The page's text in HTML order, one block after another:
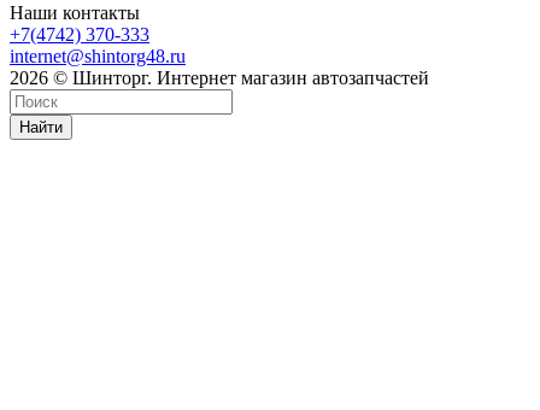
Наши контакты
+7(4742) 370-333
internet@shintorg48.ru
2026 © Шинторг. Интернет магазин автозапчастей
Найти